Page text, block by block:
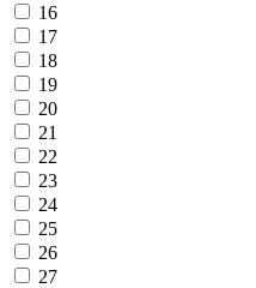
16
17
18
19
20
21
22
23
24
25
26
27